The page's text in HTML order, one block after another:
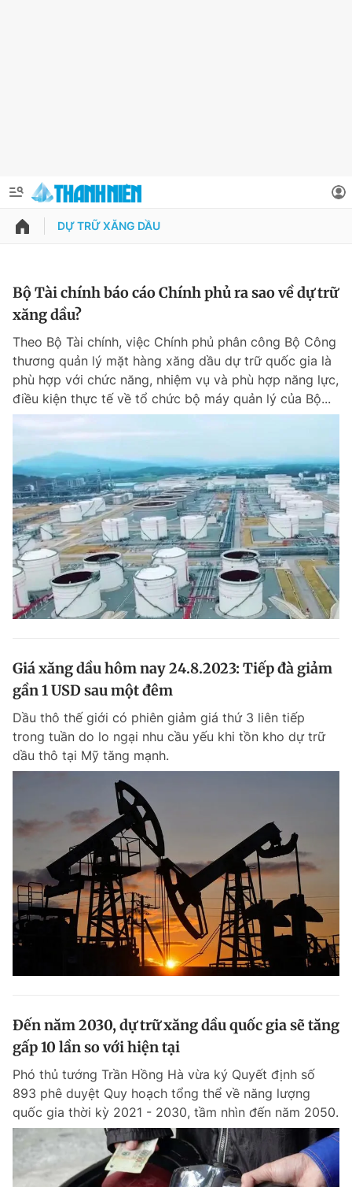
QUẢNG CÁO
Chuyên mục khác
Chào ngày mới Tin 24h
Tin thị trường Tin 360
Video Magazine
Sản phẩm khác
Tiện ích Bạn cần biết
Đọc Thanh Niên trên điện thoại
Theo dõi báo trên
Hotline
0906 645 777
Liên hệ quảng cáo
0908 780 404
RSS Tòa soạn Chính sách bảo
Phó tổng biên tập: Lâm Hiếu Dũng
Phó tổng biên tập: Trần Việt Hưng
Tổng thư ký tòa soạn: Đức Trung
Giấy phép xuất bản số 110/GP - BTTTT cấp ngày 24.3.2020
© 2003-2026 Bản quyền thuộc về Báo Thanh Niên. Cấm sao chép
dưới mọi hình thức nếu không có sự chấp thuận bằng văn bản.
Phát triển bởi ePi Technologies, JSC.
Thông tin tài khoản
Đổi mật khẩu
Tin đã lưu
Tin đã xem
DỰ TRỮ XĂNG DẦU
Bộ Tài chính báo cáo Chính phủ ra sao về dự trữ
xăng dầu?
Theo Bộ Tài chính, việc Chính phủ phân công Bộ Công
thương quản lý mặt hàng xăng dầu dự trữ quốc gia là
phù hợp với chức năng, nhiệm vụ và phù hợp năng lực,
điều kiện thực tế về tổ chức bộ máy quản lý của Bộ...
Giá xăng dầu hôm nay 24.8.2023: Tiếp đà giảm
gần 1 USD sau một đêm
Dầu thô thế giới có phiên giảm giá thứ 3 liên tiếp
trong tuần do lo ngại nhu cầu yếu khi tồn kho dự trữ
dầu thô tại Mỹ tăng mạnh.
Đến năm 2030, dự trữ xăng dầu quốc gia sẽ tăng
gấp 10 lần so với hiện tại
Phó thủ tướng Trần Hồng Hà vừa ký Quyết định số
893 phê duyệt Quy hoạch tổng thể về năng lượng
quốc gia thời kỳ 2021 - 2030, tầm nhìn đến năm 2050.